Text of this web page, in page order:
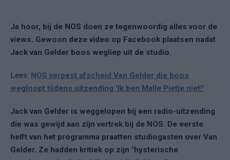
Ja hoor, bij de NOS doen ze tegenwoordig alles voor de
views. Gewoon deze video op Facebook plaatsen nadat
Jack van Gelder boos wegliep uit de studio.
Lees: NOS verpest afscheid Van Gelder die boos
wegloopt tijdens uitzending 'Ik ben Malle Pietje niet!'
Jack van Gelder is weggelopen bij een radio-uitzending
die was gewijd aan zijn vertrek bij de NOS. De eerste
helft van het programma praatten studiogasten over Van
Gelder. Ze hadden kritiek op zijn "hysterische